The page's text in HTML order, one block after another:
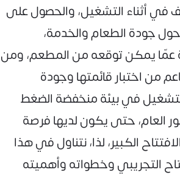
في أثناء التشغيل، والحصول على
حول جودة الطعام والخدمة،
عمّا يمكن توقعه من المطعم، ومن
من اختبار قائمتها وجودة
في بيئة منخفضة الضغط
العام، حتى يكون لديها فرصة
الكبير، لذا، نتناول في هذا
التجريبي وخطواته وأهميته